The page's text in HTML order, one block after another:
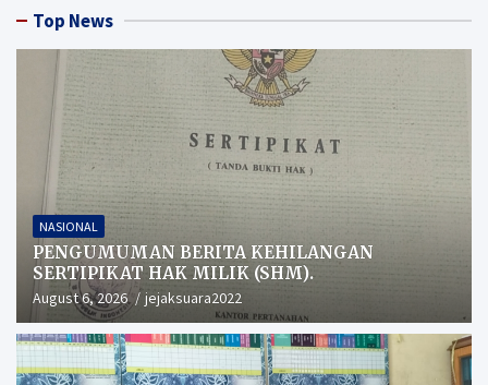
Top News
NASIONAL
PENGUMUMAN BERITA KEHILANGAN
SERTIPIKAT HAK MILIK (SHM).
August 6, 2026 jejaksuara2022